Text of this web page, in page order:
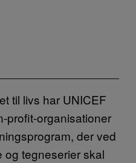
til livs har UNICEF
organisationer
der ved
tegneserier skal